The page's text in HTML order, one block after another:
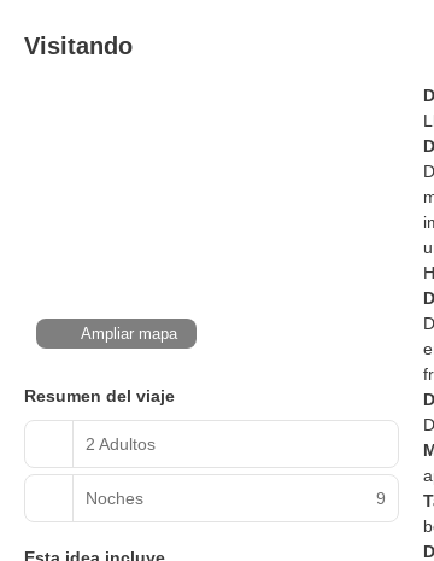
Visitando
Ampliar mapa
Resumen del viaje
2 Adultos
Noches 9